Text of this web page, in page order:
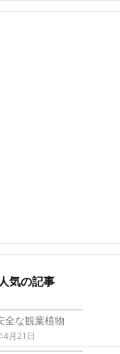
気の記事
全な観葉植物
4月21日